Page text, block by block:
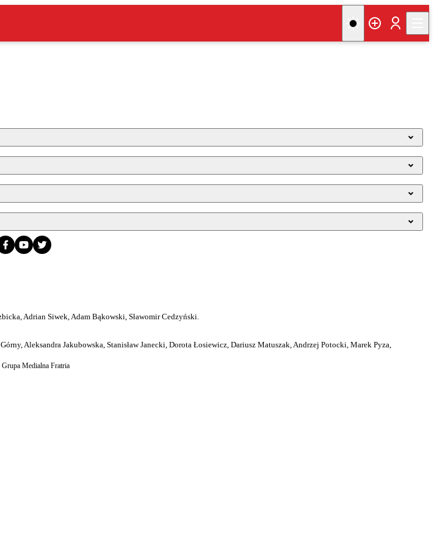
Adrian Siwek, Adam Bąkowski, Sławomir Cedzyński.
Aleksandra Jakubowska, Stanisław Janecki, Dorota Łosiewicz, Dariusz Matuszak, Andrzej Potocki, Marek Pyza,
Medialna Fratria